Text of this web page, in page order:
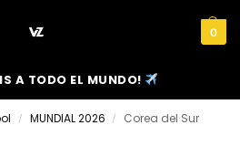
0
A TODO EL MUNDO!
/ MUNDIAL 2026 / Corea del Sur